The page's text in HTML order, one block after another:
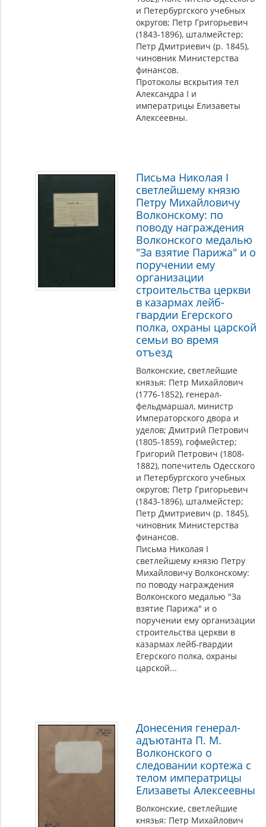
и Петербургского учебных
округов; Петр Григорьевич
(1843-1896), шталмейстер;
Петр Дмитриевич (р. 1845),
чиновник Министерства
финансов.
Протоколы вскрытия тел
Александра I и
императрицы Елизаветы
Алексеевны.
Письма Николая I
светлейшему князю
Петру Михайловичу
Волконскому: по
поводу награждения
Волконского медалью
"За взятие Парижа" и о
поручении ему
организации
строительства церкви
в казармах лейб-
гвардии Егерского
полка, охраны царской
семьи во время
отъезд
Волконские, светлейшие
князья: Петр Михайлович
(1776-1852), генерал-
фельдмаршал, министр
Императорского двора и
уделов; Дмитрий Петрович
(1805-1859), гофмейстер;
Григорий Петрович (1808-
1882), попечитель Одесского
и Петербургского учебных
округов; Петр Григорьевич
(1843-1896), шталмейстер;
Петр Дмитриевич (р. 1845),
чиновник Министерства
финансов.
Письма Николая I
светлейшему князю Петру
Михайловичу Волконскому:
по поводу награждения
Волконского медалью "За
взятие Парижа" и о
поручении ему организации
строительства церкви в
казармах лейб-гвардии
Егерского полка, охраны
царской...
Донесения генерал-
адъютанта П. М.
Волконского о
следовании кортежа с
телом императрицы
Елизаветы Алексеевны
Волконские, светлейшие
князья: Петр Михайлович